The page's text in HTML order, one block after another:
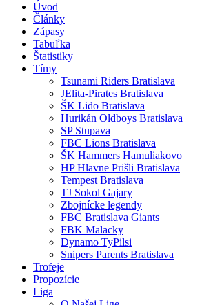
Úvod
Články
Zápasy
Tabuľka
Štatistiky
Tímy
Tsunami Riders Bratislava
JElita-Pirates Bratislava
ŠK Lido Bratislava
Hurikán Oldboys Bratislava
SP Stupava
FBC Lions Bratislava
ŠK Hammers Hamuliakovo
HP Hlavne Prišli Bratislava
Tempest Bratislava
TJ Sokol Gajary
Zbojnícke legendy
FBC Bratislava Giants
FBK Malacky
Dynamo TyPilsi
Snipers Parents Bratislava
Trofeje
Propozície
Liga